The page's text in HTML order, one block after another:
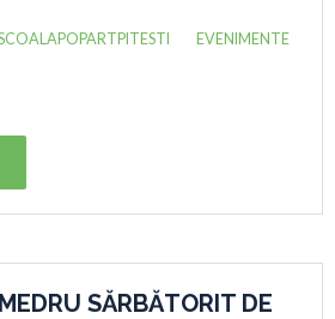
EVENIMENTE
SĂRBĂTORIT DE